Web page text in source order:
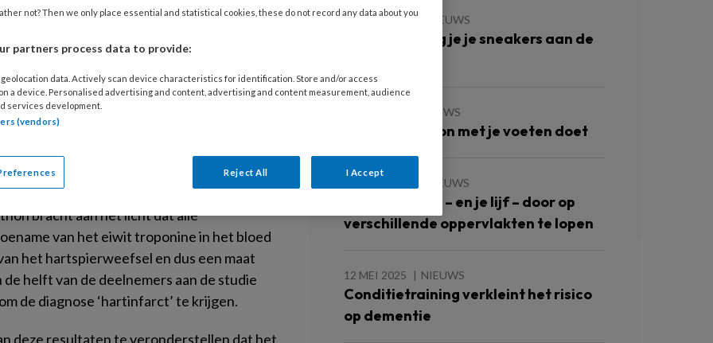
het risico op hart- en vaatziekten, maar
inspanning microschade oplevert aan
groot deze schade is, volgen
twaalf deelnemers aan de Amsterdam
een MRI-onderzoek voor en vlak na de
bracht aan het licht dat alle
van het eiwit troponine in het bloed
het hartspierweefsel en dus een maat
helft van de deelnemers aan de studie
de diagnose ‘hartinfarct’ te krijgen.
deze resultaten te veronderstellen dat het
7 APRIL 2026 NIEUWS
Wanneer hang je je sneakers aan de
NIEUWS
Wat Wimbledon met je voeten doet
NIEUWS
Help je voeten – en je lijf – door op
verschillende oppervlakten te lopen
12 MEI 2025 NIEUWS
Conditietraining verkleint het risico
op dementie
not? Then we only place essential and statistical cookies, these do not record any data about you
partners process data to provide:
data. Actively scan device characteristics for identification. Store and/or access
a device. Personalised advertising and content, advertising and content measurement, audience
services development.
(vendors)
Reject All I Accept